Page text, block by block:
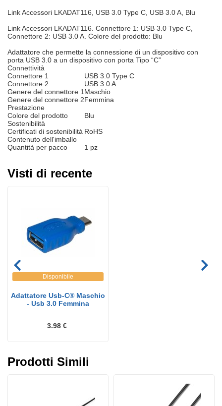
Link Accessori LKADAT116, USB 3.0 Type C, USB 3.0 A, Blu
Link Accessori LKADAT116. Connettore 1: USB 3.0 Type C,
Connettore 2: USB 3.0 A. Colore del prodotto: Blu
Adattatore che permette la connessione di un dispositivo con
porta USB 3.0 a un dispositivo con porta Tipo “C”
Connettività
Connettore 1
USB 3.0 Type C
Connettore 2
USB 3.0 A
Genere del connettore 1 Maschio
Genere del connettore 2Femmina
Prestazione
Colore del prodotto
Blu
Sostenibilità
Certificati di sostenibilità RoHS
Contenuto dell'imballo
Quantità per pacco
1 pz
Visti di recente
Disponibile
Adattatore Usb-C® Maschio
- Usb 3.0 Femmina
3.98 €
Prodotti Simili